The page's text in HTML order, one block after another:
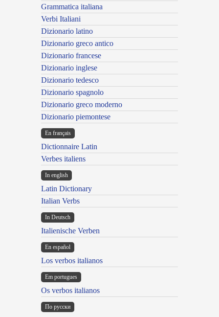
Grammatica italiana
Verbi Italiani
Dizionario latino
Dizionario greco antico
Dizionario francese
Dizionario inglese
Dizionario tedesco
Dizionario spagnolo
Dizionario greco moderno
Dizionario piemontese
En français
Dictionnaire Latin
Verbes italiens
In english
Latin Dictionary
Italian Verbs
In Deutsch
Italienische Verben
En español
Los verbos italianos
Em portugues
Os verbos italianos
По русски